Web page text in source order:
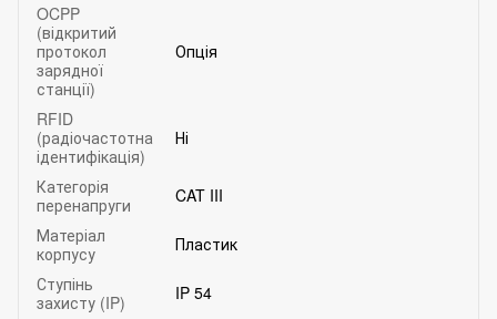
OCPP
(відкритий
протокол
зарядної
станції)
Опція
RFID
(радіочастотна
ідентифікація)
Ні
Категорія
перенапруги
CAT III
Матеріал
корпусу
Пластик
Ступінь
захисту (IP)
IP 54